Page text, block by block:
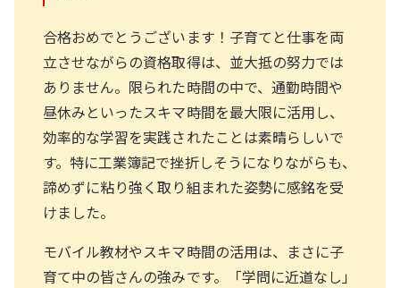
合格おめでとうございます！子育てと仕事を両
立させながらの資格取得は、並大抵の努力では
ありません。限られた時間の中で、通勤時間や
昼休みといったスキマ時間を最大限に活用し、
効率的な学習を実践されたことは素晴らしいで
す。特に工業簿記で挫折しそうになりながらも、
諦めずに粘り強く取り組まれた姿勢に感銘を受
けました。
モバイル教材やスキマ時間の活用は、まさに子
育て中の皆さんの強みです。「学問に近道なし」